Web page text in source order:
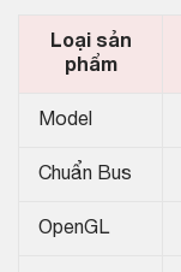
Loại sản
phẩm
Model
Chuẩn Bus
OpenGL